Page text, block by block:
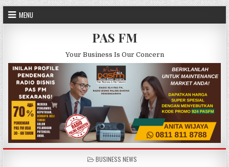
Skip to content
MENU
PAS FM
Your Business Is Our Concern
POSTED IN
BUSINESS NEWS